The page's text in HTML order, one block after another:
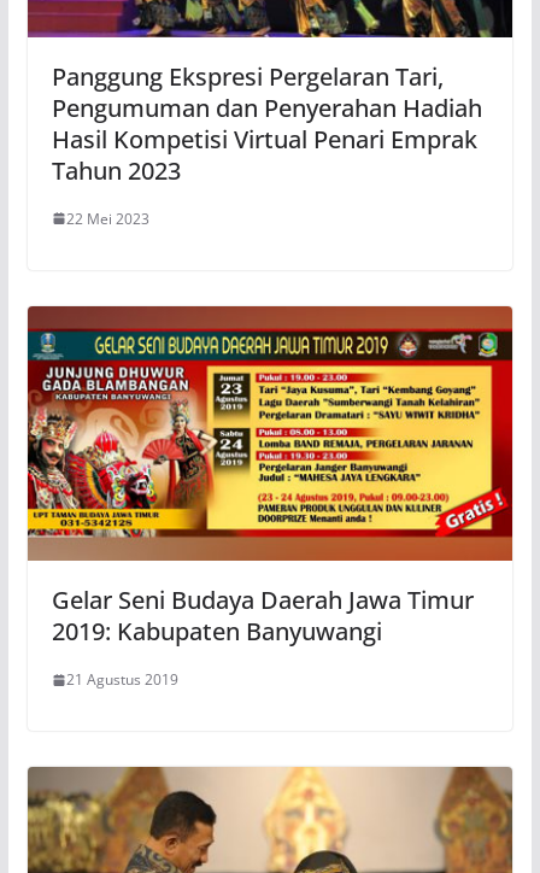
Panggung Ekspresi Pergelaran Tari,
Pengumuman dan Penyerahan Hadiah
Hasil Kompetisi Virtual Penari Emprak
Tahun 2023
22 Mei 2023
Gelar Seni Budaya Daerah Jawa Timur
2019: Kabupaten Banyuwangi
21 Agustus 2019